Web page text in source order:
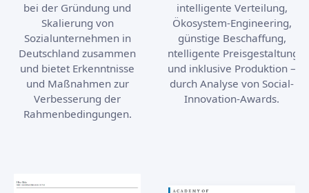
bei der Gründung und
Skalierung von
Sozialunternehmen in
Deutschland zusammen
und bietet Erkenntnisse
und Maßnahmen zur
Verbesserung der
Rahmenbedingungen.
intelligente Verteilung,
Ökosystem-Engineering,
günstige Beschaffung,
intelligente Preisgestaltung
und inklusive Produktion –
durch Analyse von Social-
Innovation-Awards.